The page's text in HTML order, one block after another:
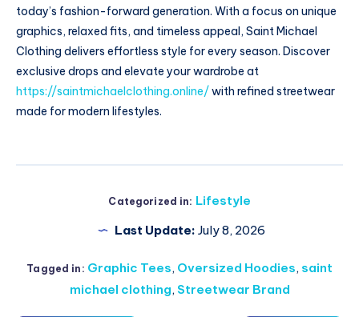
today’s fashion-forward generation. With a focus on unique
graphics, relaxed fits, and timeless appeal, Saint Michael
Clothing delivers effortless style for every season. Discover
exclusive drops and elevate your wardrobe at
https://saintmichaelclothing.online/ with refined streetwear
made for modern lifestyles.
Categorized in: Lifestyle
Last Update: July 8, 2026
Tagged in: Graphic Tees, Oversized Hoodies, saint
michael clothing, Streetwear Brand